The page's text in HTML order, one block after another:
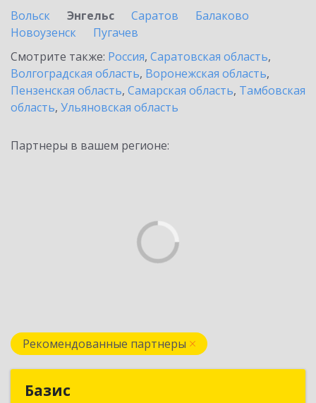
Вольск
Энгельс Саратов
Балаково
Новоузенск
Пугачев
Смотрите также: Россия, Саратовская область,
Волгоградская область, Воронежская область,
Пензенская область, Самарская область, Тамбовская
область, Ульяновская область
Партнеры в вашем регионе:
Рекомендованные партнеры
Базис